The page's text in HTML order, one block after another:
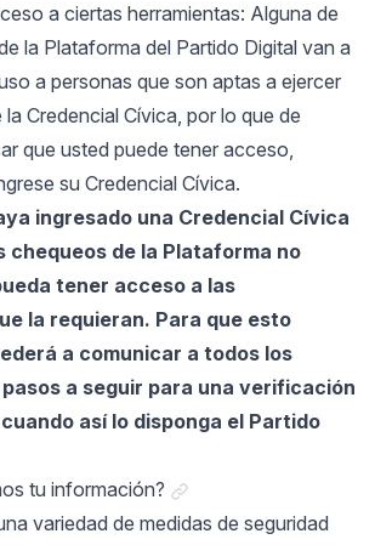
a ciertas herramientas: Alguna de
la Plataforma del Partido Digital van a
a personas que son aptas a ejercer
Credencial Cívica, por lo que de
que usted puede tener acceso,
su Credencial Cívica.
ingresado una Credencial Cívica
chequeos de la Plataforma no
tener acceso a las
la requieran. Para que esto
a comunicar a todos los
a seguir para una verificación
así lo disponga el Partido
tu información? Link a "¿Cómo
variedad de medidas de seguridad